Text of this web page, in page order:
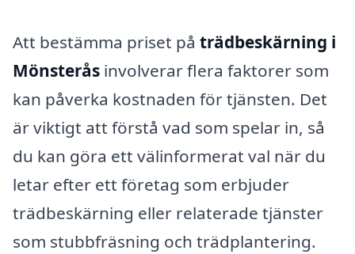
Att bestämma priset på trädbeskärning i
Mönsterås involverar flera faktorer som
kan påverka kostnaden för tjänsten. Det
är viktigt att förstå vad som spelar in, så
du kan göra ett välinformerat val när du
letar efter ett företag som erbjuder
trädbeskärning eller relaterade tjänster
som stubbfräsning och trädplantering.